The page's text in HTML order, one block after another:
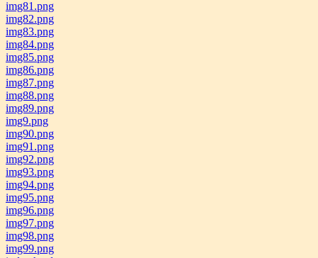
img81.png
img82.png
img83.png
img84.png
img85.png
img86.png
img87.png
img88.png
img89.png
img9.png
img90.png
img91.png
img92.png
img93.png
img94.png
img95.png
img96.png
img97.png
img98.png
img99.png